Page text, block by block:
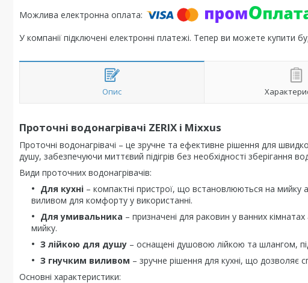
У компанії підключені електронні платежі. Тепер ви можете купити
Опис
Проточні водонагрівачі ZERIX і Mixxus
Проточні водонагрівачі – це зручне та ефективне рішення для
душу, забезпечуючи миттєвий підігрів без необхідності зберігання
Види проточних водонагрівачів:
Для кухні – компактні пристрої, що встановлюються на мийку
виливом для комфорту у використанні.
Для умивальника – призначені для раковин у ванних
мийку.
З лійкою для душу – оснащені душовою лійкою та шлангом,
З гнучким виливом – зручне рішення для кухні, що дозволяє
Основні характеристики: